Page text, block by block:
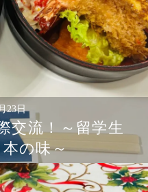
23日
交流！～留学生
の味～